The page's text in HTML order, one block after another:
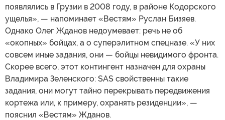
появлялись в Грузии в 2008 году, в районе Кодорского
ущелья», — напоминает «Вестям» Руслан Бизяев.
Однако Олег Жданов недоумевает: речь не об
«окопных» бойцах, а о суперэлитном спецназе. «У них
совсем иные задания, они — бойцы невидимого фронта.
Скорее всего, этот контингент назначен для охраны
Владимира Зеленского: SAS свойственны такие
задания, они могут тайно перекрывать передвижения
кортежа или, к примеру, охранять резиденции», —
пояснил «Вестям» Жданов.